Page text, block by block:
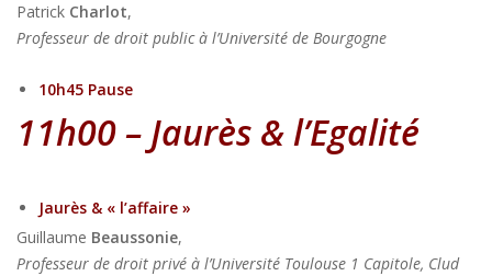
Patrick Charlot,
Professeur de droit public à l’Université de Bourgogne
10h45 Pause
11h00 – Jaurès & l’Egalité
Jaurès & « l’affaire »
Guillaume Beaussonie,
Professeur de droit privé à l’Université Toulouse 1 Capitole, Clud